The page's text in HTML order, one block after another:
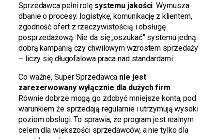
Sprzedawca pełni rolę systemu jakości. Wymusza
dbanie o procesy: logistykę, komunikację z klientem,
zgodność ofert z rzeczywistością i obsługę
posprzedażową. Nie da się „oszukać” systemu jedną
dobrą kampanią czy chwilowym wzrostem sprzedaży
– liczy się długofalowa praca nad standardami.
Co ważne, Super Sprzedawca nie jest
zarezerwowany wyłącznie dla dużych firm.
Równie dobrze mogą go zdobyć mniejsze konta, pod
warunkiem że sprzedają regularnie i utrzymują wysoki
poziom obsługi. To sprawia, że program jest realnym
celem dla większości sprzedawców, a nie tylko dla